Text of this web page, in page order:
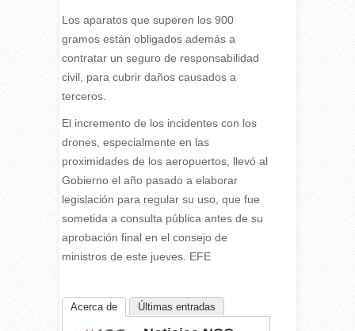
Los aparatos que superen los 900
gramos están obligados además a
contratar un seguro de responsabilidad
civil, para cubrir daños causados a
terceros.
El incremento de los incidentes con los
drones, especialmente en las
proximidades de los aeropuertos, llevó al
Gobierno el año pasado a elaborar
legislación para regular su uso, que fue
sometida a consulta pública antes de su
aprobación final en el consejo de
ministros de este jueves. EFE
Acerca de Últimas entradas